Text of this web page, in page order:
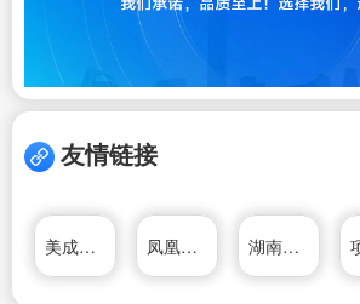
友情链接
美成达移民公司 凤凰房产广州 湖南海外旅游有限公司